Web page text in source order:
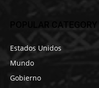
POPULAR CATEGORY
Estados Unidos
Mundo
Gobierno